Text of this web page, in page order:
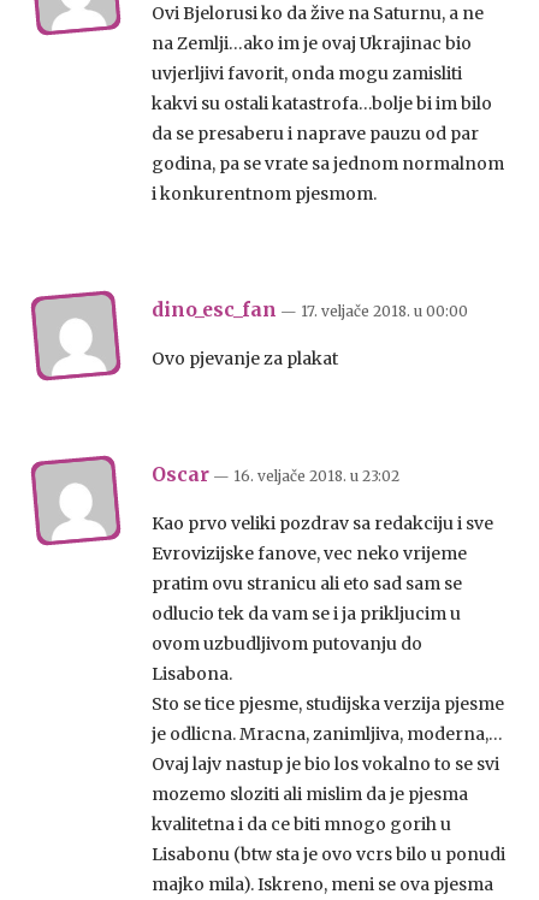
Ovi Bjelorusi ko da žive na Saturnu, a ne
na Zemlji…ako im je ovaj Ukrajinac bio
uvjerljivi favorit, onda mogu zamisliti
kakvi su ostali katastrofa…bolje bi im bilo
da se presaberu i naprave pauzu od par
godina, pa se vrate sa jednom normalnom
i konkurentnom pjesmom.
dino_esc_fan — 17. veljače 2018. u 00:00
Ovo pjevanje za plakat
Oscar — 16. veljače 2018. u 23:02
Kao prvo veliki pozdrav sa redakciju i sve
Evrovizijske fanove, vec neko vrijeme
pratim ovu stranicu ali eto sad sam se
odlucio tek da vam se i ja prikljucim u
ovom uzbudljivom putovanju do
Lisabona.
Sto se tice pjesme, studijska verzija pjesme
je odlicna. Mracna, zanimljiva, moderna,…
Ovaj lajv nastup je bio los vokalno to se svi
mozemo sloziti ali mislim da je pjesma
kvalitetna i da ce biti mnogo gorih u
Lisabonu (btw sta je ovo vcrs bilo u ponudi
majko mila). Iskreno, meni se ova pjesma